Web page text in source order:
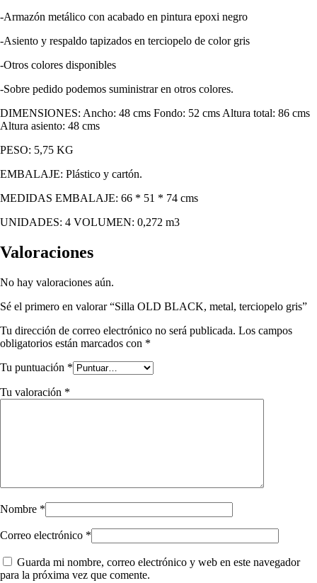
-Armazón metálico con acabado en pintura epoxi negro
-Asiento y respaldo tapizados en terciopelo de color gris
-Otros colores disponibles
-Sobre pedido podemos suministrar en otros colores.
DIMENSIONES: Ancho: 48 cms Fondo: 52 cms Altura total: 86 cms
Altura asiento: 48 cms
PESO: 5,75 KG
EMBALAJE: Plástico y cartón.
MEDIDAS EMBALAJE: 66 * 51 * 74 cms
UNIDADES: 4 VOLUMEN: 0,272 m3
Valoraciones
No hay valoraciones aún.
Sé el primero en valorar “Silla OLD BLACK, metal, terciopelo gris”
Tu dirección de correo electrónico no será publicada. Los campos
obligatorios están marcados con *
Tu puntuación *
Tu valoración *
Nombre *
Correo electrónico *
Guarda mi nombre, correo electrónico y web en este navegador
para la próxima vez que comente.